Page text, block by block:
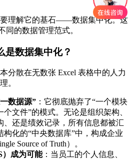
理解它的基石——数据集中化。这
同的数据管理范式。
是数据集中化？
分散在无数张 Excel 表格中的人力
。
数据源” ：它彻底抛弃了“一个模块
文件”的模式。无论是组织架构、
、还是绩效记录，所有信息都被汇
构化的“中央数据库”中，构成企业
Source of Truth）。
）成为可能：当员工的个人信息、